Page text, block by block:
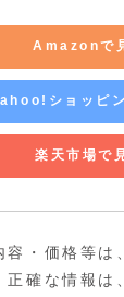
Amazonで
ショッピ
楽天市場で
・価格等は
正確な情報は